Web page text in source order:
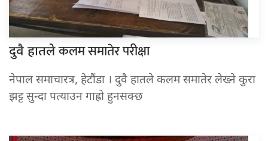
दुवै हातलेकलम समातेर परीक्षा
नेपाल समाचारत्र, हेटौंडा । दुवै हातले कलम समातेर लेख्ने कुरा
झट्ट सुन्दा पत्याउन गाह्रो हुनसक्छ